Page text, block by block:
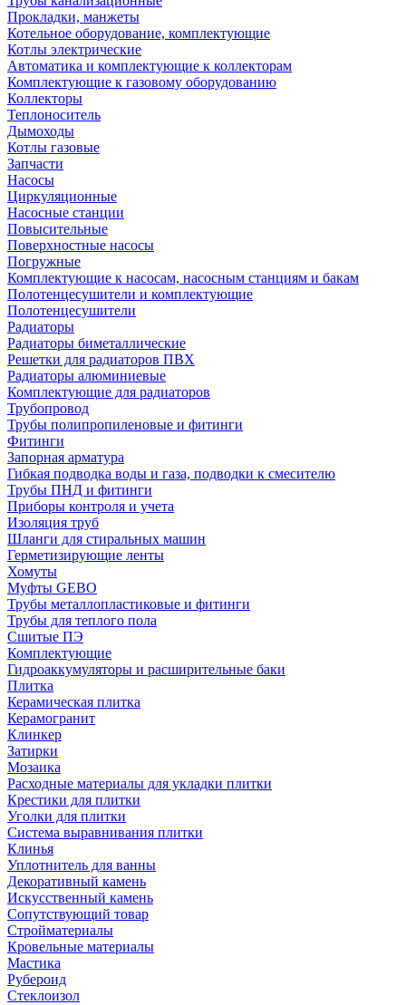
Прокладки, манжеты
Котельное оборудование, комплектующие
Котлы электрические
Автоматика и комплектующие к коллекторам
Комплектующие к газовому оборудованию
Коллекторы
Теплоноситель
Дымоходы
Котлы газовые
Запчасти
Насосы
Циркуляционные
Насосные станции
Повысительные
Поверхностные насосы
Погружные
Комплектующие к насосам, насосным станциям и бакам
Полотенцесушители и комплектующие
Полотенцесушители
Радиаторы
Радиаторы биметаллические
Решетки для радиаторов ПВХ
Радиаторы алюминиевые
Комплектующие для радиаторов
Трубопровод
Трубы полипропиленовые и фитинги
Фитинги
Запорная арматура
Гибкая подводка воды и газа, подводки к смесителю
Трубы ПНД и фитинги
Приборы контроля и учета
Изоляция труб
Шланги для стиральных машин
Герметизирующие ленты
Хомуты
Муфты GEBO
Трубы металлопластиковые и фитинги
Трубы для теплого пола
Сшитые ПЭ
Комплектующие
Гидроаккумуляторы и расширительные баки
Плитка
Керамическая плитка
Керамогранит
Клинкер
Затирки
Мозаика
Расходные материалы для укладки плитки
Крестики для плитки
Уголки для плитки
Система выравнивания плитки
Клинья
Уплотнитель для ванны
Декоративный камень
Искусственный камень
Сопутствующий товар
Стройматериалы
Кровельные материалы
Мастика
Рубероид
Стеклоизол